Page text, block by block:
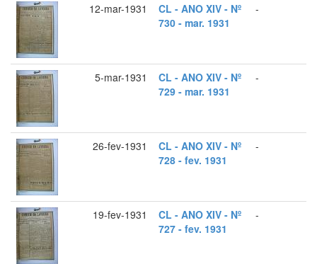
12-mar-1931
CL - ANO XIV - Nº
730 - mar. 1931
-
5-mar-1931
CL - ANO XIV - Nº
729 - mar. 1931
-
26-fev-1931
CL - ANO XIV - Nº
728 - fev. 1931
-
19-fev-1931
CL - ANO XIV - Nº
727 - fev. 1931
-